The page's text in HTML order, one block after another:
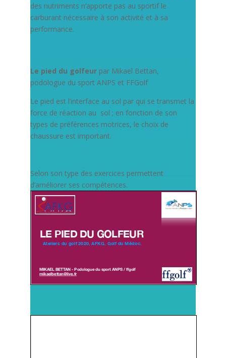
des nutriments n’apporte pas au sportif le
carburant nécessaire à son activité et à sa
performance.
Le pied du golfeur par Mikael Bettan,
podologue du sport ANPS et FFGolf
Le pied est l’interface au sol par qui se transmet la
force de réaction au sol ; en fonction de son
types de préférences motrices, le choix de
chaussure est important.
Selon son type des exercices permettent
d’améliorer ses compétences.